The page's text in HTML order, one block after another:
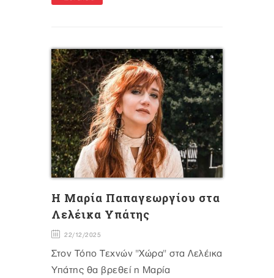
H Mαρία Παπαγεωργίου στα
Λελέικα Υπάτης
22/12/2025
Στον Τόπο Τεχνών "Χώρα" στα Λελέικα
Υπάτης θα βρεθεί η Μαρία